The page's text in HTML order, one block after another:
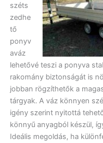
széts
zedhe
tő
ponyv
aváz
lehetővé teszi a ponyva
rakomány biztonságát is
jobban rögzíthetők a
tárgyak. A váz könnyen
igény szerint nyitottá
könnyű anyagból készül,
Ideális megoldás, ha